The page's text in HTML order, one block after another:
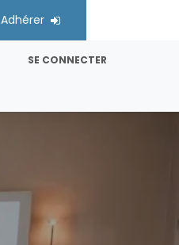
Adhérer
SE CONNECTER